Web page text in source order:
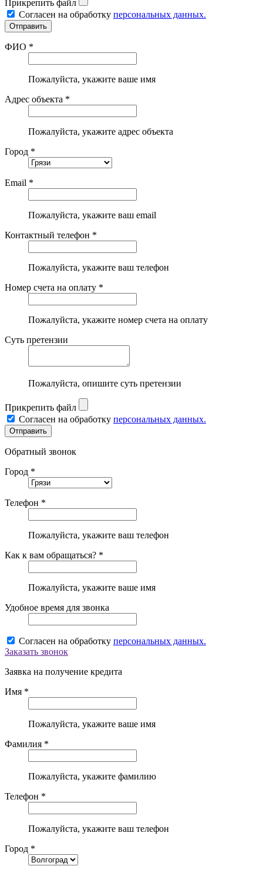
Прикрепить файл
Согласен на обработку персональных данных.
ФИО *
Пожалуйста, укажите ваше имя
Адрес объекта *
Пожалуйста, укажите адрес объекта
Город *
Email *
Пожалуйста, укажите ваш email
Контактный телефон *
Пожалуйста, укажите ваш телефон
Номер счета на оплату *
Пожалуйста, укажите номер счета на оплату
Суть претензии
Пожалуйста, опишите суть претензии
Прикрепить файл
Согласен на обработку персональных данных.
Обратный звонок
Город *
Телефон *
Пожалуйста, укажите ваш телефон
Как к вам обращаться? *
Пожалуйста, укажите ваше имя
Удобное время для звонка
Согласен на обработку персональных данных.
Заказать звонок
Заявка на получение кредита
Имя *
Пожалуйста, укажите ваше имя
Фамилия *
Пожалуйста, укажите фамилию
Телефон *
Пожалуйста, укажите ваш телефон
Город *